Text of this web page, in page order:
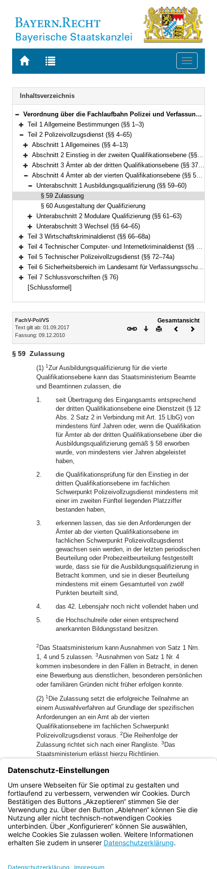
Zur
BAYERN.RECHT
Zur
letzten
Suche
Toggle
Navigation
Inhaltsverzeichnis
Bereich reduzieren
Verordnung über die Fachlaufbahn Polizei und Verfassungsschutz (FachV-Pol/VS) Vom 9. Dezember 2010 (GVBl. S. 821; 2011 S. 36) BayRS 2030-2-2-I (§§ 1–76)
Bereich erweitern
Teil 1 Allgemeine Bestimmungen (§§ 1–3)
Bereich reduzieren
Teil 2 Polizeivollzugsdienst (§§ 4–65)
Bereich erweitern
Abschnitt 1 Allgemeines (§§ 4–13)
Bereich erweitern
Abschnitt 2 Einstieg in der zweiten Qualifikationsebene (§§ 14–36)
Bereich erweitern
Abschnitt 3 Ämter ab der dritten Qualifikationsebene (§§ 37–58)
Bereich reduzieren
Abschnitt 4 Ämter ab der vierten Qualifikationsebene (§§ 59–65)
Bereich reduzieren
Unterabschnitt 1 Ausbildungsqualifizierung (§§ 59–60)
§ 59 Zulassung
§ 60 Ausgestaltung der Qualifizierung
Bereich erweitern
Unterabschnitt 2 Modulare Qualifizierung (§§ 61–63)
Bereich erweitern
Unterabschnitt 3 Wechsel (§§ 64–65)
Bereich erweitern
Teil 3 Wirtschaftskriminaldienst (§§ 66–68a)
Bereich erweitern
Teil 4 Technischer Computer- und Internetkriminaldienst (§§ 69–71a)
Bereich erweitern
Teil 5 Technischer Polizeivollzugsdienst (§§ 72–74a)
Bereich erweitern
Teil 6 Sicherheitsbereich im Landesamt für Verfassungsschutz (§§ 75–75a)
Bereich erweitern
Teil 7 Schlussvorschriften (§ 76)
[Schlussformel]
Inhalt
FachV-Pol/VS
Text gilt ab: 01.09.2017
Fassung: 09.12.2010
Gesamtansicht
Download
DruckenVorheriges
§ 59 Zulassung
(1) 1Zur Ausbildungsqualifizierung für die vierte
Qualifikationsebene kann das Staatsministerium Beamte
und Beamtinnen zulassen, die
1.
seit Übertragung des Eingangsamts entsprechend
der dritten Qualifikationsebene eine Dienstzeit (§ 12
Abs. 2 Satz 2 in Verbindung mit Art. 15 LlbG) von
mindestens fünf Jahren oder, wenn die Qualifikation
für Ämter ab der dritten Qualifikationsebene über die
Ausbildungsqualifizierung gemäß § 58 erworben
wurde, von mindestens vier Jahren abgeleistet
haben,
2.
die Qualifikationsprüfung für den Einstieg in der
dritten Qualifikationsebene im fachlichen
Schwerpunkt Polizeivollzugsdienst mindestens mit
einer im zweiten Fünftel liegenden Platzziffer
bestanden haben,
3.
erkennen lassen, das sie den Anforderungen der
Ämter ab der vierten Qualifikationsebene im
fachlichen Schwerpunkt Polizeivollzugsdienst
gewachsen sein werden, in der letzten periodischen
Beurteilung oder Probezeitbeurteilung festgestellt
wurde, dass sie für die Ausbildungsqualifizierung in
Betracht kommen, und sie in dieser Beurteilung
mindestens mit einem Gesamturteil von zwölf
Punkten beurteilt sind,
4.
das 42. Lebensjahr noch nicht vollendet haben und
5.
die Hochschulreife oder einen entsprechend
anerkannten Bildungsstand besitzen.
2 Das Staatsministerium kann Ausnahmen von Satz 1 Nrn.
1, 4 und 5 zulassen. 3Ausnahmen von Satz 1 Nr. 4
kommen insbesondere in den Fällen in Betracht, in denen
eine Bewerbung aus dienstlichen, besonderen persönlichen
oder familiären Gründen nicht früher erfolgen konnte.
(2) 1 Die Zulassung setzt die erfolgreiche Teilnahme an
einem Auswahlverfahren auf Grundlage der spezifischen
Anforderungen an ein Amt ab der vierten
Qualifikationsebene im fachlichen Schwerpunkt
Polizeivollzugsdienst voraus. 2 Die Reihenfolge der
Zulassung richtet sich nach einer Rangliste. 3 Das
Staatsministerium erlässt hierzu Richtlinien.
(3) Die Zulassung zur Ausbildungsqualifizierung wird
widerrufen, wenn die Voraussetzungen des Abs. 1 Nr. 3
nicht mehr erfüllt werden.2Die Entscheidung trifft das
Staatsministerium.
Bayern.de
BayernPortal